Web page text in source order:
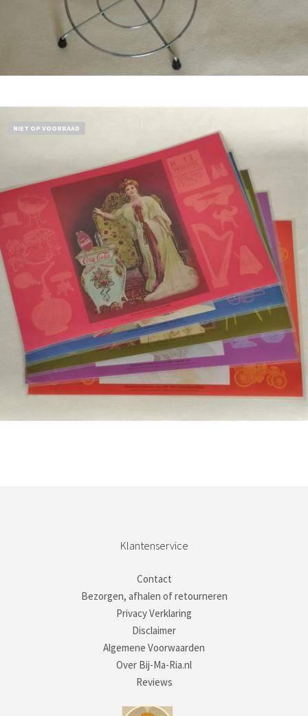
NIET OP VOORRAAD
Klantenservice
Contact
Bezorgen, afhalen of retourneren
Privacy Verklaring
Disclaimer
Algemene Voorwaarden
Over Bij-Ma-Ria.nl
Reviews